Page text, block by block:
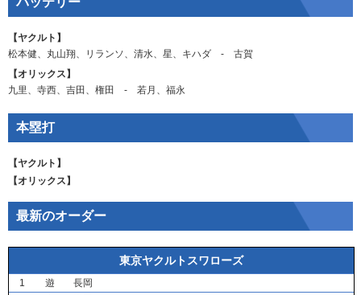
【ヤクルト】
松本健、 丸山翔、 リランソ、 清水、 星、 キハダ ‐ 古賀
【オリックス】
九里、 寺西、 吉田 、 権田 ‐ 若月 、 福永
本塁打
【ヤクルト】
【オリックス】
最新のオーダー
東京ヤクルトスワローズ
1 遊
長岡